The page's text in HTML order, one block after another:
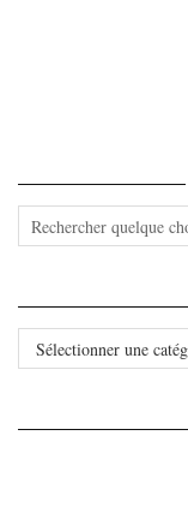
Catégories